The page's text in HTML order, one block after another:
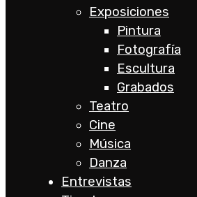
Exposiciones
Pintura
Fotografía
Escultura
Grabados
Teatro
Cine
Música
Danza
Entrevistas